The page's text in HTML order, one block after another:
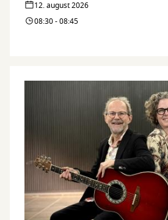
12. august 2026
08:30 - 08:45